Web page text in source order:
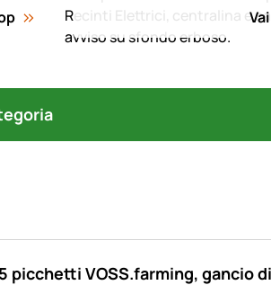
5 picchetti VOSS.farming, gancio